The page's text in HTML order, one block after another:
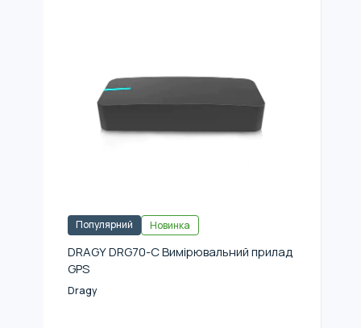
Популярний Новинка
DRAGY DRG70-C Вимірювальний прилад
GPS
Dragy